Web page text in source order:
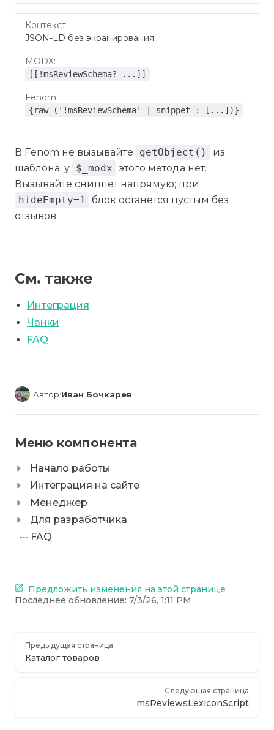
JSON-LD без экранирования
[[!msReviewSchema? ...]]
{raw ('!msReviewSchema' | snippet : [...])}
В Fenom не вызывайте getObject()
из
шаблона: у $_modx этого метода нет.
Вызывайте сниппет напрямую; при
hideEmpty=1 блок останется пустым без
отзывов.
См. также
Интеграция
Чанки
FAQ
Автор:Иван Бочкарев
Меню компонента
Начало работы
Интеграция на сайте
Менеджер
Для разработчика
FAQ
Предложить изменения на этой странице
Последнее обновление: 7/3/26, 1:11 PM
Предыдущая страница
Каталог товаров
Следующая страница
msReviewsLexiconScript